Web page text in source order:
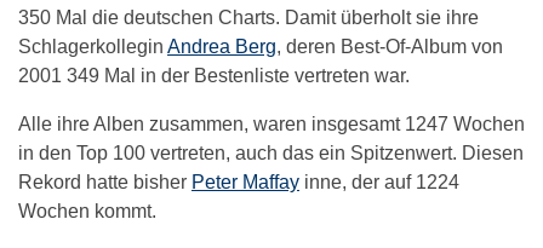
350 Mal die deutschen Charts. Damit überholt sie ihre
Schlagerkollegin Andrea Berg, deren Best-Of-Album von
2001 349 Mal in der Bestenliste vertreten war.
Alle ihre Alben zusammen, waren insgesamt 1247 Wochen
in den Top 100 vertreten, auch das ein Spitzenwert. Diesen
Rekord hatte bisher Peter Maffay inne, der auf 1224
Wochen kommt.